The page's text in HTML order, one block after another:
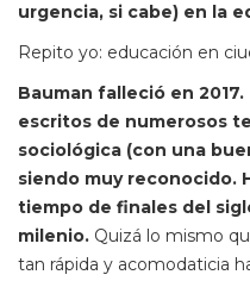
urgencia, si cabe) en la
Repito yo: educación en
Bauman falleció en
escritos de numerosos
sociológica (con una
siendo muy reconocido.
tiempo de finales del
milenio. Quizá lo mismo
tan rápida y acomodaticia